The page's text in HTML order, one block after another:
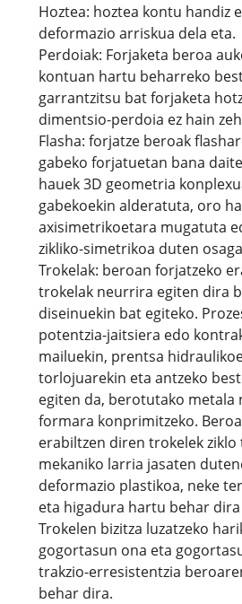
Hoztea: hoztea kontu handiz
deformazio arriskua dela eta.
Perdoiak: Forjaketa beroa
kontuan hartu beharreko
garrantzitsu bat forjaketa
dimentsio-perdoia ez hain
Flasha: forjatze beroak
gabeko forjatuetan bana
hauek 3D geometria
gabekoekin alderatuta, oro
axisimetrikoetara mugatuta
zikliko-simetrikoa duten
Trokelak: beroan forjatzeko
trokelak neurrira egiten dira
diseinuekin bat egiteko.
potentzia-jaitsiera edo
mailuekin, prentsa
torlojuarekin eta antzeko
egiten da, berotutako metala
formara konprimitzeko.
erabiltzen diren trokelek
mekaniko larria jasaten
deformazio plastikoa, neke
eta higadura hartu behar
Trokelen bizitza luzatzeko
gogortasun ona eta
trakzio-erresistentzia
behar dira.